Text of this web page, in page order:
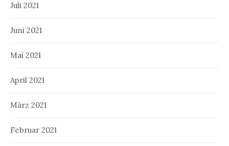
Juli 2021
Juni 2021
Mai 2021
April 2021
März 2021
Februar 2021